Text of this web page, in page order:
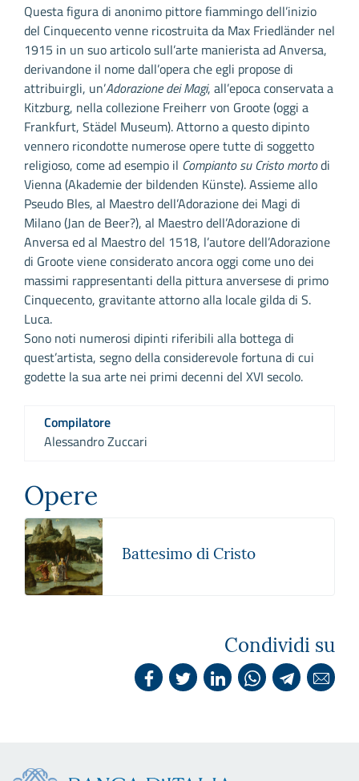
Questa figura di anonimo pittore fiammingo dell’inizio
del Cinquecento venne ricostruita da Max Friedländer nel
1915 in un suo articolo sull’arte manierista ad Anversa,
derivandone il nome dall’opera che egli propose di
attribuirgli, un’Adorazione dei Magi, all’epoca conservata a
Kitzburg, nella collezione Freiherr von Groote (oggi a
Frankfurt, Städel Museum). Attorno a questo dipinto
vennero ricondotte numerose opere tutte di soggetto
religioso, come ad esempio il Compianto su Cristo mortodi
Vienna (Akademie der bildenden Künste). Assieme allo
Pseudo Bles, al Maestro dell’Adorazione dei Magi di
Milano (Jan de Beer?), al Maestro dell’Adorazione di
Anversa ed al Maestro del 1518, l’autore dell’Adorazione
di Groote viene considerato ancora oggi come uno dei
massimi rappresentanti della pittura anversese di primo
Cinquecento, gravitante attorno alla locale gilda di S.
Luca.
Sono noti numerosi dipinti riferibili alla bottega di
quest’artista, segno della considerevole fortuna di cui
godette la sua arte nei primi decenni del XVI secolo.
Compilatore
Alessandro Zuccari
Opere
Battesimo di Cristo
Condividi su